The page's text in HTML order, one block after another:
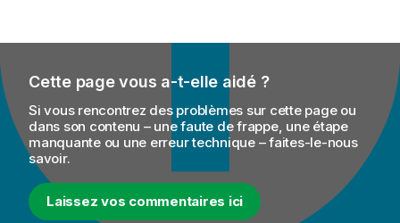
Cette page vous a-t-elle aidé ?
Si vous rencontrez des problèmes sur cette page ou
dans son contenu – une faute de frappe, une étape
manquante ou une erreur technique – faites-le-nous
savoir.
Laissez vos commentaires ici